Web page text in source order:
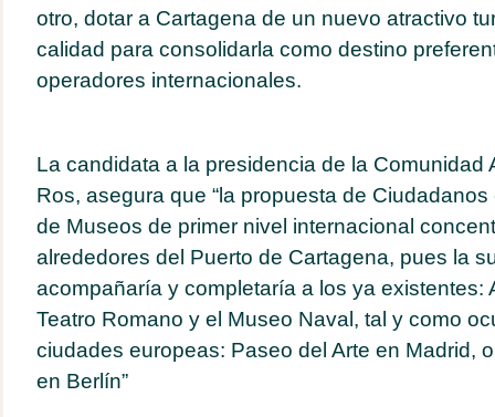
otro, dotar a Cartagena de un nuevo atractivo
calidad para consolidarla como destino
operadores internacionales.
La candidata a la presidencia de la Comunidad
Ros, asegura que “la propuesta de
de Museos de primer nivel internacional
alrededores del Puerto de Cartagena, pues la
acompañaría y completaría a los ya existentes:
Teatro Romano y el Museo Naval, tal y como
ciudades europeas: Paseo del Arte en Madrid,
en Berlín”